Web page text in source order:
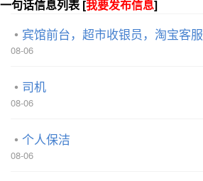
一句话信息列表 [我要发布信息]
宾馆前台，超市收银员，淘宝客服
08-06
司机
08-06
个人保洁
08-06